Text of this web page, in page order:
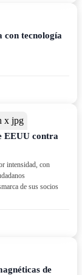
con tecnología
EEUU contra
intensidad, con
de sus socios
de